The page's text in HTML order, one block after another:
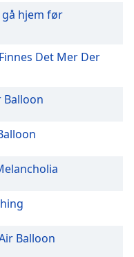
gå hjem før
Det Mer Der
Balloon